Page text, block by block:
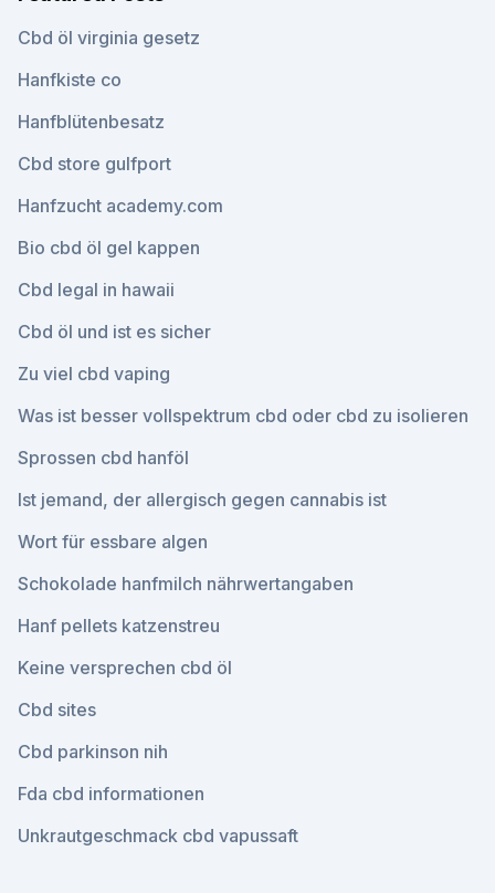
Cbd öl virginia gesetz
Hanfkiste co
Hanfblütenbesatz
Cbd store gulfport
Hanfzucht academy.com
Bio cbd öl gel kappen
Cbd legal in hawaii
Cbd öl und ist es sicher
Zu viel cbd vaping
Was ist besser vollspektrum cbd oder cbd zu isolieren
Sprossen cbd hanföl
Ist jemand, der allergisch gegen cannabis ist
Wort für essbare algen
Schokolade hanfmilch nährwertangaben
Hanf pellets katzenstreu
Keine versprechen cbd öl
Cbd sites
Cbd parkinson nih
Fda cbd informationen
Unkrautgeschmack cbd vapussaft